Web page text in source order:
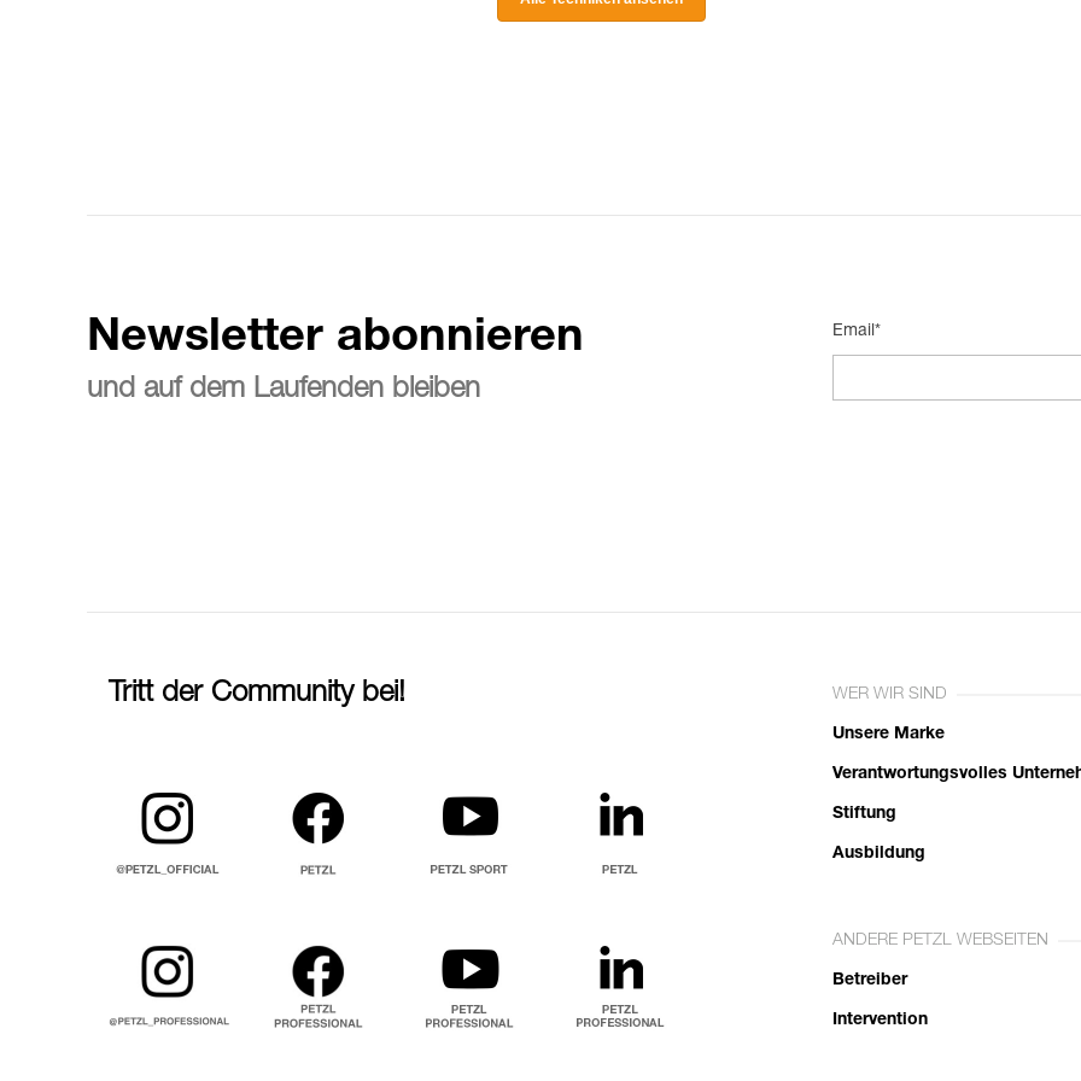
Newsletter abonnieren
und auf dem Laufenden bleiben
Email*
Tritt der Community bei! WER WIR SIND
Unsere Marke
Verantwortungsvolles
Stiftung
Ausbildung
ANDERE PETZL WEBSEITEN
Betreiber
Intervention